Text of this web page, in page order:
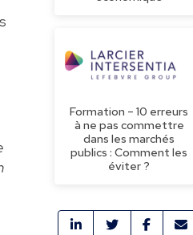
Formation – 10 erreurs
à ne pas commettre
dans les marchés
publics : Comment les
éviter ?